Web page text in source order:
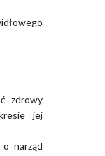
zdrowy
jej
narząd